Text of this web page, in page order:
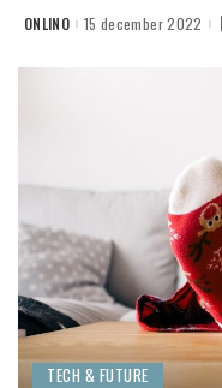
POSTED
ONLINO 15 december 2022
TECH & FUTURE